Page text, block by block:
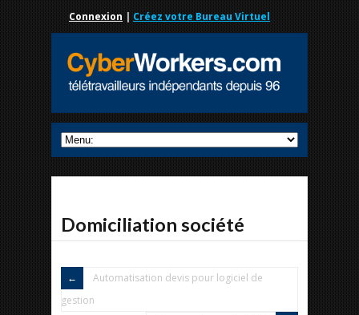
Connexion | Créez votre Bureau Virtuel
Domiciliation société
Automatisation devis pour logiciel de
gestion